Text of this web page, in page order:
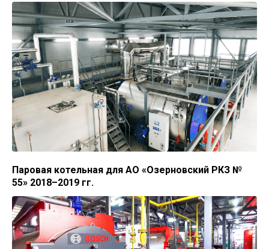
Паровая котельная для АО «Озерновский РКЗ №
55» 2018–2019 гг.